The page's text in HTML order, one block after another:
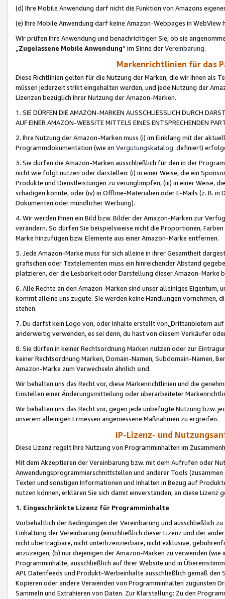
(d) Ihre Mobile Anwendung darf nicht die Funktion von Amazons
(e) Ihre Mobile Anwendung darf keine Amazon-Webpages in WebView
Wir prüfen Ihre Anwendung und benachrichtigen Sie, ob sie
„Zugelassene Mobile Anwendung“ im Sinne derVereinbarung.
Markenrichtlinien für das
Diese Richtlinien gelten für die Nutzung der Marken, die wir Ihnen als
müssen jederzeit strikt eingehalten werden, und jede Nutzung der
Lizenzen bezüglich Ihrer Nutzung der Amazon-Marken.
1. SIE DÜRFEN DIE AMAZON-MARKEN AUSSCHLIESSLICH DURCH
AUF EINER AMAZON-WEBSITE MITTELS EINES ENTSPRECHENDEN
2. Ihre Nutzung der Amazon-Marken muss (i) im Einklang mit der
Programmdokumentation (wie im Vergütungskatalog definiert)
3. Sie dürfen die Amazon-Marken ausschließlich für den in der
nicht wie folgt nutzen oder darstellen: (i) in einer Weise, die ein
Produkte und Dienstleistungen zu verunglimpfen, (iii) in einer Weise,
schädigen könnte, oder (iv) in Offline-Materialien oder E-Mails (z. B. in
Dokumenten oder mündlicher Werbung).
4. Wir werden Ihnen ein Bild bzw. Bilder der Amazon-Marken zur
verändern. So dürfen Sie beispielsweise nicht die Proportionen,
Marke hinzufügen bzw. Elemente aus einer Amazon-Marke entfernen.
5. Jede Amazon-Marke muss für sich alleine in ihrer Gesamtheit
grafischen oder Textelementen muss ein hinreichender Abstand
platzieren, der die Lesbarkeit oder Darstellung dieser Amazon-Marke
6. Alle Rechte an den Amazon-Marken sind unser alleiniges
kommt alleine uns zugute. Sie werden keine Handlungen vornehmen,
stehen.
7. Du darfst kein Logo von, oder Inhalte erstellt von,Drittanbietern auf
anderweitig verwenden, es sei denn, du hast von diesem Verkäufer
8. Sie dürfen in keiner Rechtsordnung Marken nutzen oder zur
keiner Rechtsordnung Marken, Domain-Namen, Subdomain-Namen,
Amazon-Marke zum Verwechseln ähnlich sind.
Wir behalten uns das Recht vor, diese Markenrichtlinien und die
Einstellen einer Änderungsmitteilung oder überarbeiteter
Wir behalten uns das Recht vor, gegen jede unbefugte Nutzung bzw.
unserem alleinigen Ermessen angemessene Maßnahmen zu ergreifen.
IP-Lizenz- und
Diese Lizenz regelt Ihre Nutzung von Programminhalten im
Mit dem Akzeptieren der Vereinbarung bzw. mit dem Aufrufen oder
Anwendungsprogrammierschnittstellen und anderer Tools (zusammen
Texten und sonstigen Informationen und Inhalten in Bezug auf
nutzen können, erklären Sie sich damit einverstanden, an diese Lizenz
1. Eingeschränkte Lizenz für Programminhalte
Vorbehaltlich der Bedingungen der Vereinbarung und ausschließlich
Einhaltung der Vereinbarung (einschließlich dieser Lizenz und der
nicht übertragbare, nicht unterlizenzierbare, nicht exklusive,
anzuzeigen; (b) nur diejenigen der Amazon-Marken zu verwenden
Programminhalte, ausschließlich auf Ihrer Website und in
API, Datenfeeds und Produkt-Werbeinhalte ausschließlich gemäß
Kopieren oder andere Verwenden von Programminhalten zugunsten
Sammeln und Extrahieren von Daten. Zur Klarstellung: Zu den